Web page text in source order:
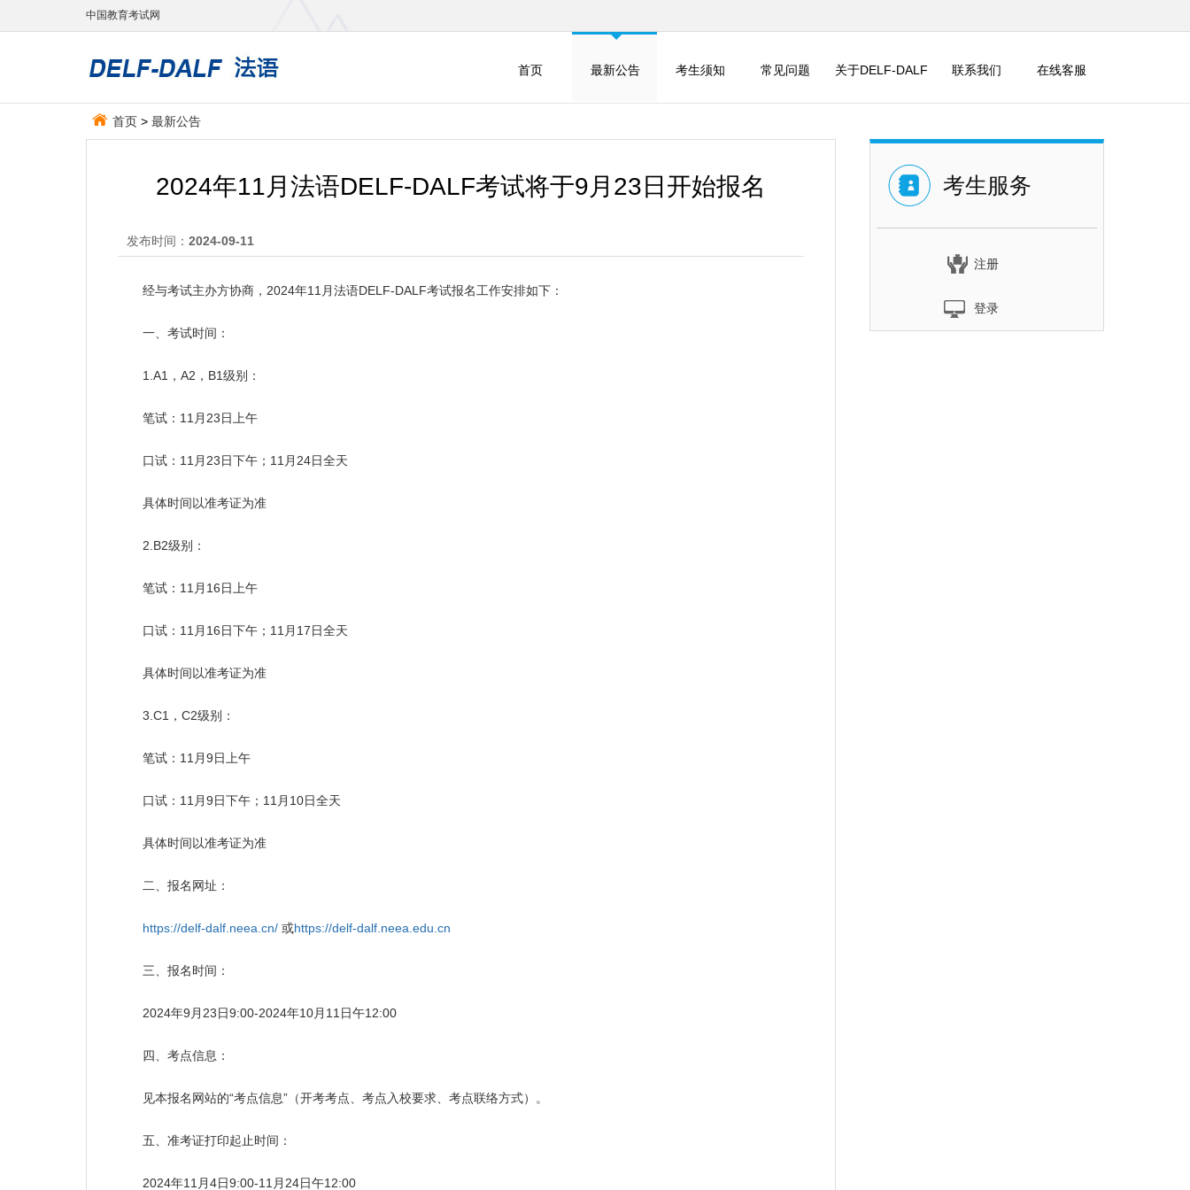
中国教育考试网
首页 最新公告 考生须知 常见问题 关于DELF-DALF 联系我们 在线客服
首页 > 最新公告
2024年11月法语DELF-DALF考试将于9月23日开始报名
发布时间： 2024-09-11
经与考试主办方协商，2024年11月法语DELF-DALF考试报名工作安排如下：
一、考试时间：
1.A1，A2，B1级别：
笔试：11月23日上午
口试：11月23日下午；11月24日全天
具体时间以准考证为准
2.B2级别：
笔试：11月16日上午
口试：11月16日下午；11月17日全天
具体时间以准考证为准
3.C1，C2级别：
笔试：11月9日上午
口试：11月9日下午；11月10日全天
具体时间以准考证为准
二、报名网址：
https://delf-dalf.neea.cn/ 或https://delf-dalf.neea.edu.cn
三、报名时间：
2024年9月23日9:00-2024年10月11日午12:00
四、考点信息：
见本报名网站的“考点信息”（开考考点、考点入校要求、考点联络方式）。
五、准考证打印起止时间：
2024年11月4日9:00-11月24日午12:00
考生服务
注册
登录